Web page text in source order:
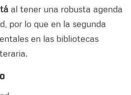
al tener una robusta agenda
por lo que en la segunda
en las bibliotecas